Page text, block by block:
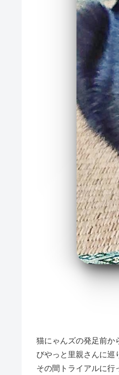
猫にゃんズの発足前か
びやっと里親さんに巡
その間トライアルに行